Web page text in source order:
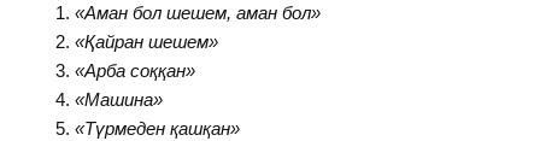
«Аман бол шешем, аман бол»
«Қайран шешем»
«Арба соққан»
«Машина»
«Түрмеден қашқан»